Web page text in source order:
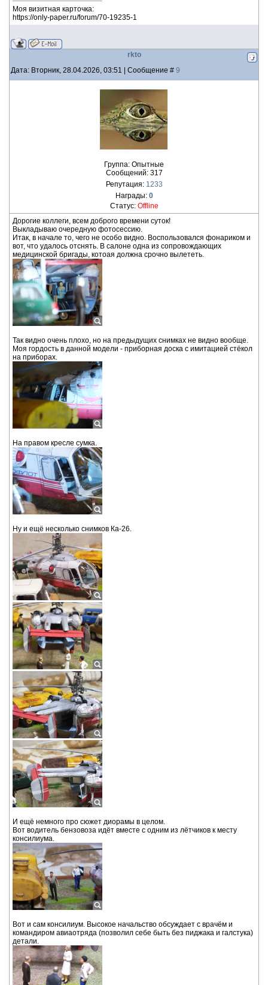
Моя визитная карточка:
https://only-paper.ru/forum/70-19235-1
rkto
Дата: Вторник, 28.04.2026, 03:51 | Сообщение # 9
Группа: Опытные
Сообщений: 317
Репутация: 1233
Награды: 0
Статус: Offline
Дорогие коллеги, всем доброго времени суток!
Выкладываю очередную фотосессию.
Итак, в начале то, чего не особо видно. Воспользовался фонариком и
вот, что удалось отснять. В салоне одна из сопровождающих
медицинской бригады, котоая должна срочно вылететь.
Так видно очень плохо, но на предыдущих снимках не видно вообще.
Моя гордость в данной модели - приборная доска с имитацией стёкол
на приборах.
На правом кресле сумка.
Ну и ещё несколько снимков Ка-26.
И ещё немного про сюжет диорамы в целом.
Вот водитель бензовоза идёт вместе с одним из лётчиков к месту
консилиума.
Вот и сам консилиум. Высокое начальство обсуждает с врачём и
командиром авиаотряда (позволил себе быть без пиджака и галстука)
детали.